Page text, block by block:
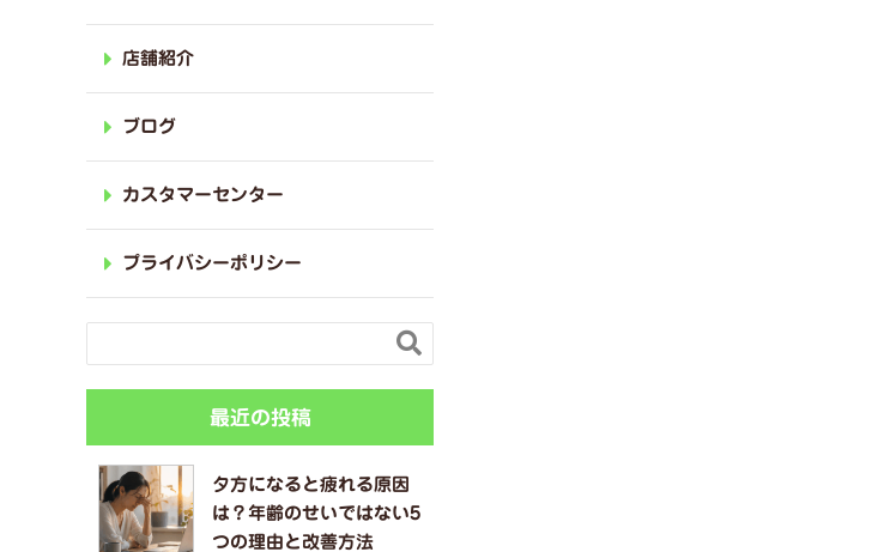
店舗紹介
ブログ
カスタマーセンター
プライバシーポリシー

最近の投稿
夕方になると疲れる原因
は？年齢のせいではない5
つの理由と改善方法